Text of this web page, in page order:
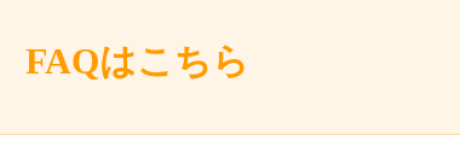
FAQはこちら